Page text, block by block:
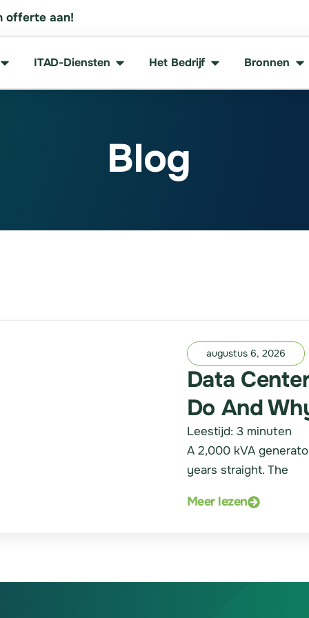
offerte aan!
ITAD-Diensten Het Bedrijf Bronnen
Blog
augustus 6, 2026
Data
Do And
Leestijd: 3 minuten
A 2,000 kVA
years straight. The
Meer lezen